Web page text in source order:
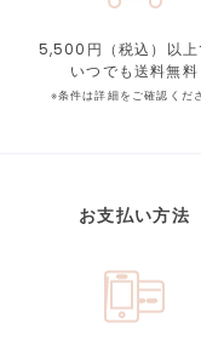
5,500円（税込）以上
いつでも送料無料
※条件は詳細をご確認くだ
お支払い方法